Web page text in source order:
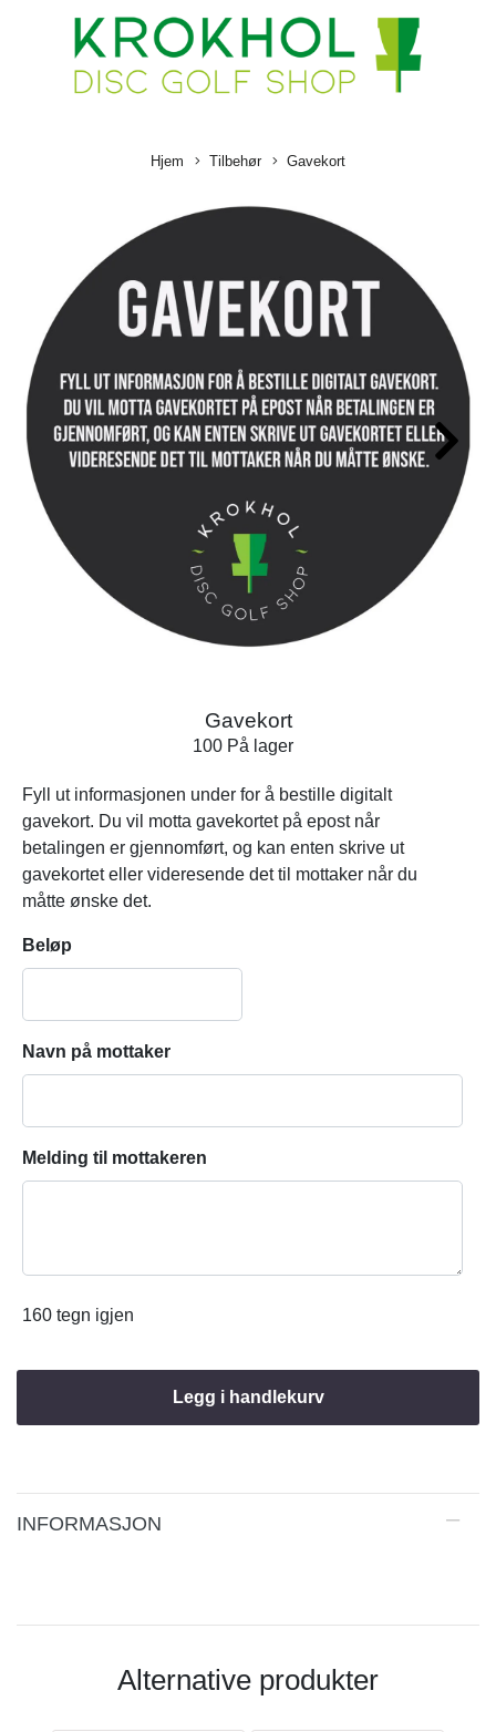
Hjem Tilbehør Gavekort
Gavekort
100 På lager
Fyll ut informasjonen under for å bestille digitalt
gavekort. Du vil motta gavekortet på epost når
betalingen er gjennomført, og kan enten skrive ut
gavekortet eller videresende det til mottaker når du
måtte ønske det.
Beløp
Navn på mottaker
Melding til mottakeren
160 tegn igjen
Legg i handlekurv
INFORMASJON
Alternative produkter